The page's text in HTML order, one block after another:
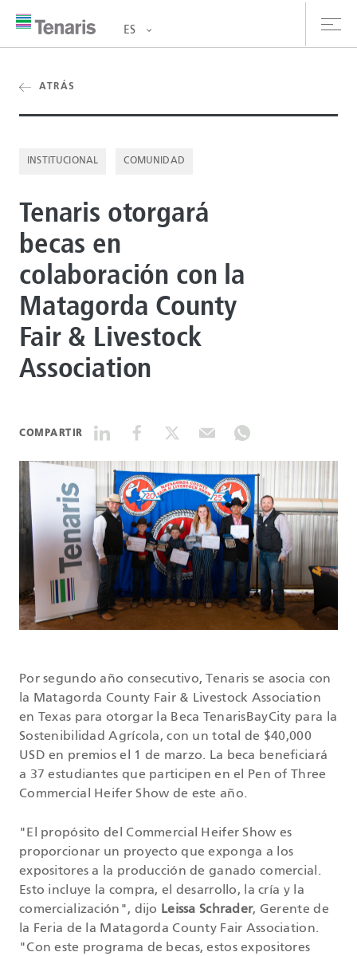
y Servicios
de prensa
ES
ATRÁS
INSTITUCIONAL COMUNIDAD
Tenaris otorgará
becas en
colaboración con la
Matagorda County
Fair & Livestock
Association
COMPARTIR
Por segundo año consecutivo, Tenaris se asocia con
la Matagorda County Fair & Livestock Association
en Texas para otorgar la Beca TenarisBayCity para la
Sostenibilidad Agrícola, con un total de $40,000
USD en premios el 1 de marzo. La beca beneficiará
a 37 estudiantes que participen en el Pen of Three
Commercial Heifer Show de este año.
"El propósito del Commercial Heifer Show es
proporcionar un proyecto que exponga a los
expositores a la producción de ganado comercial.
Esto incluye la compra, el desarrollo, la cría y la
comercialización", dijo Leissa Schrader, Gerente de
la Feria de la Matagorda County Fair Association.
"Con este programa de becas, estos expositores